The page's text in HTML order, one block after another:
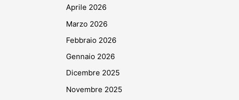
Aprile 2026
Marzo 2026
Febbraio 2026
Gennaio 2026
Dicembre 2025
Novembre 2025